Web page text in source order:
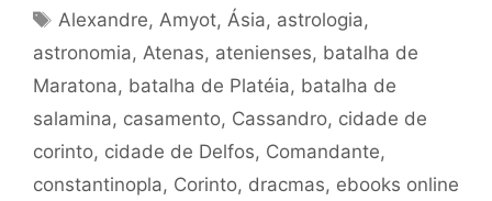
Tags
Alexandre,Amyot,Ásia, astrologia,
astronomia, Atenas, atenienses, batalha de
Maratona, batalha de Platéia, batalha de
salamina, casamento, Cassandro, cidade de
corinto, cidade de Delfos, Comandante,
constantinopla, Corinto, dracmas, ebooks online